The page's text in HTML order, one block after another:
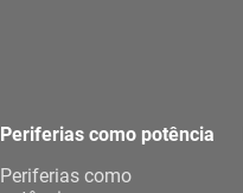
Periferias como potência
Periferias como